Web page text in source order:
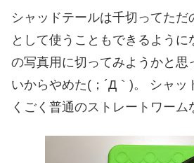
シャッドテールは千切ってただ
として使うこともできるよう
の写真用に切ってみようかと思
いからやめた(；´Д｀)。 シャッ
くごく普通のストレートワーム